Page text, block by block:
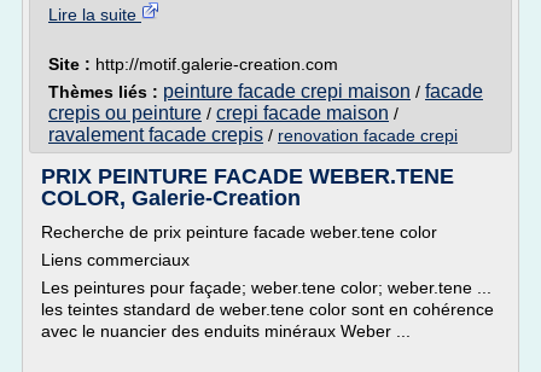
Lire la suite
Site : http://motif.galerie-creation.com
Thèmes liés : peinture facade crepi maison / facade
crepis ou peinture / crepi facade maison /
ravalement facade crepis / renovation facade crepi
PRIX PEINTURE FACADE WEBER.TENE
COLOR, Galerie-Creation
Recherche de prix peinture facade weber.tene color
Liens commerciaux
Les peintures pour façade; weber.tene color; weber.tene ...
les teintes standard de weber.tene color sont en cohérence
avec le nuancier des enduits minéraux Weber ...